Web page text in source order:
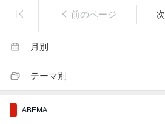
前のページ
月別
テーマ別
ABEMA